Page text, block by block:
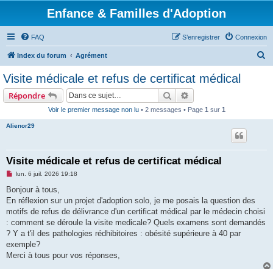
Enfance & Familles d'Adoption
FAQ Connexion
S’enregistrer
Index du forum Agrément
Visite médicale et refus de certificat médical
Répondre Rechercher
Voir le premier message non lu• 2 messages • Page 1 sur 1
Alienor29
Visite médicale et refus de certificat médical
M
s
a
g
n
o
l
u
lun. 6 juil. 2026 19:18
Bonjour à tous,
En réflexion sur un projet d'adoption solo, je me posais la question des
motifs de refus de délivrance d'un certificat médical par le médecin choisi
: comment se déroule la visite medicale? Quels examens sont demandés
? Y a t'il des pathologies rédhibitoires : obésité supérieure à 40 par
exemple?
Merci à tous pour vos réponses,